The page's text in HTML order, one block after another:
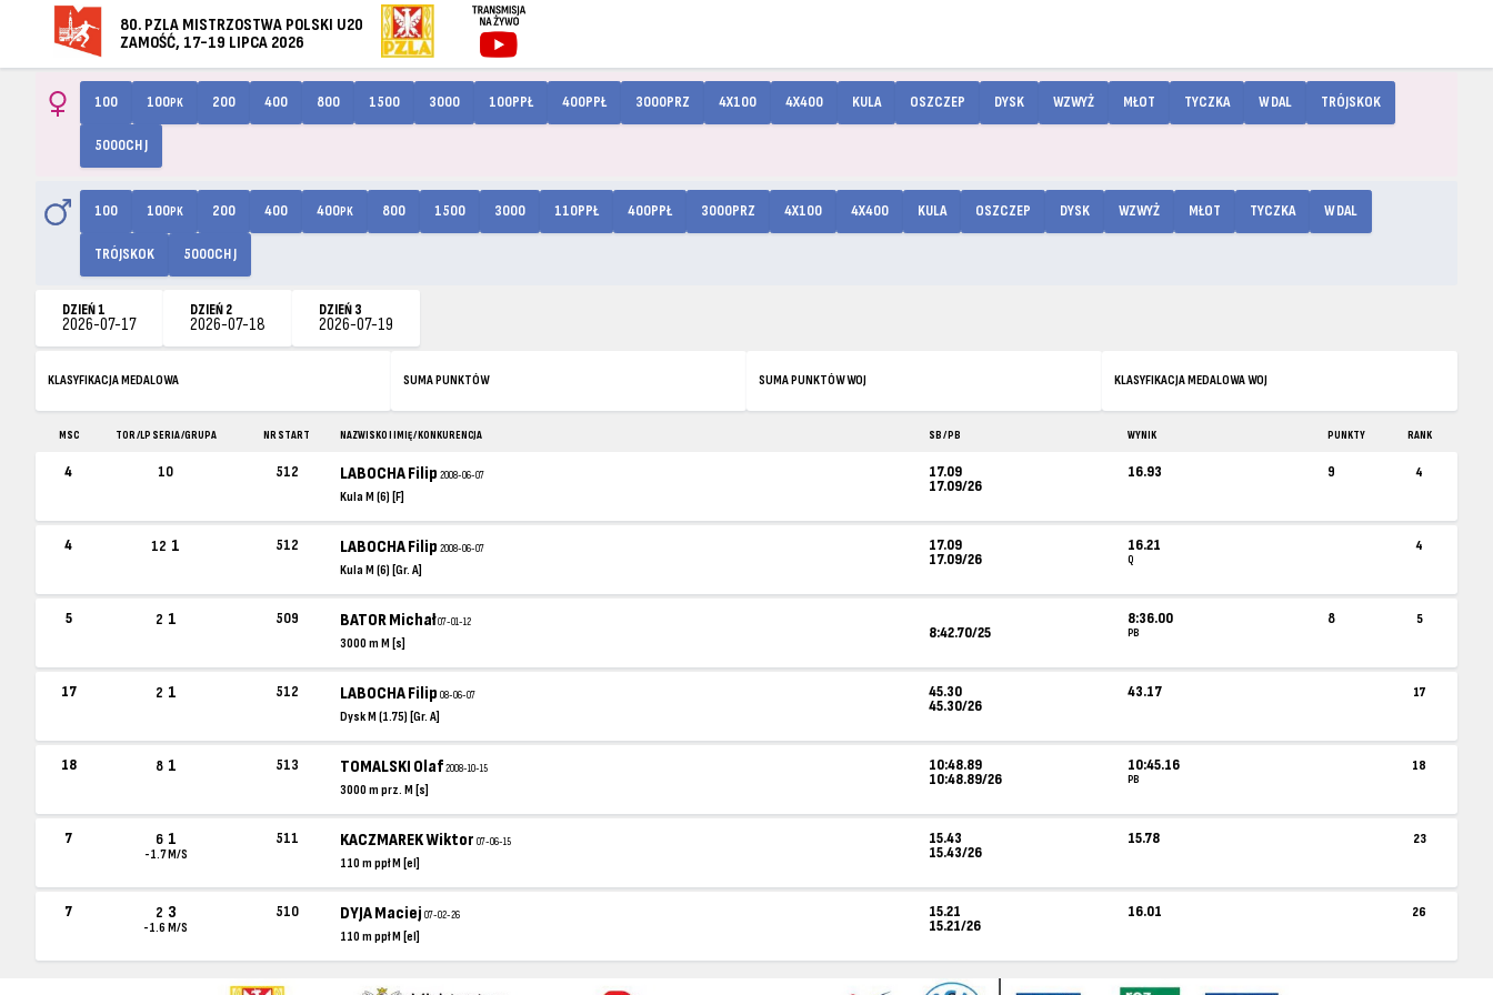
80. PZLA MISTRZOSTWA POLSKI U20
ZAMOŚĆ, 17-19 LIPCA 2026
100 100PK 200 400 800 1500 3000 100PPŁ 400PPŁ 3000PRZ 4X100 4X400 KULA OSZCZEP DYSK WZWYŻ MŁOT TYCZKA W DAL TRÓJSKOK
5000CH J
100 100PK 200 400 400PK 800 1500 3000 110PPŁ 400PPŁ 3000PRZ 4X100 4X400 KULA OSZCZEP DYSK WZWYŻ MŁOT TYCZKA W DAL
TRÓJSKOK 5000CH J
DZIEŃ 1
2026-07-17
DZIEŃ 2
2026-07-18
DZIEŃ 3
2026-07-19
KLASYFIKACJA MEDALOWA SUMA PUNKTÓW SUMA PUNKTÓW WOJ KLASYFIKACJA MEDALOWA WOJ
MSC TOR /LP SERIA /GRUPA NR START NAZWISKO I IMIĘ / KONKURENCJA SB / PB WYNIK PUNKTY RANK
4 10 512 LABOCHA Filip2008-06-07
Kula M (6) [F]
17.09
17.09/26
16.93 9 4
4 12 1 512 LABOCHA Filip2008-06-07
Kula M (6) [Gr. A]
17.09
17.09/26
16.21
Q
4
5 2 1 509 BATOR Michał07-01-12
3000 m M [s]
8:42.70/25
8:36.00
PB
8 5
17 2 1 512 LABOCHA Filip08-06-07
Dysk M (1.75) [Gr. A]
45.30
45.30/26
43.17 17
18 8 1 513 TOMALSKI Olaf2008-10-15
3000 m prz. M [s]
10:48.89
10:48.89/26
10:45.16
PB
18
7 6 1
-1.7 M/S
511 KACZMAREK Wiktor07-06-15
110 m ppł M [el]
15.43
15.43/26
15.78 23
7 2 3
-1.6 M/S
510 DYJA Maciej07-02-26
110 m ppł M [el]
15.21
15.21/26
16.01 26